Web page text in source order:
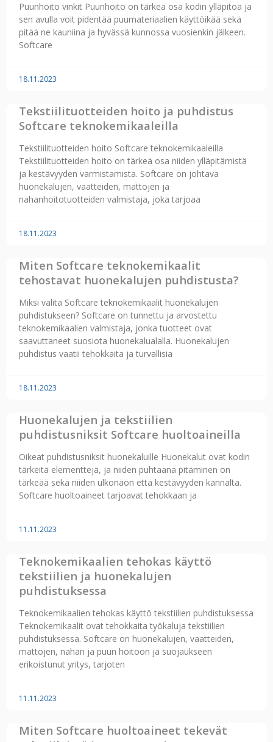
Puunhoito vinkit Puunhoito on tärkeä osa kodin ylläpitoa ja
sen avulla voit pidentää puumateriaalien käyttöikää sekä
pitää ne kauniina ja hyvässä kunnossa vuosienkin jälkeen.
Softcare
18.11.2023
Tekstiilituotteiden hoito ja puhdistus
Softcare teknokemikaaleilla
Tekstiilituotteiden hoito Softcare teknokemikaaleilla
Tekstiilituotteiden hoito on tärkeä osa niiden ylläpitämistä
ja kestävyyden varmistamista. Softcare on johtava
huonekalujen, vaatteiden, mattojen ja
nahanhoitotuotteiden valmistaja, joka tarjoaa
18.11.2023
Miten Softcare teknokemikaalit
tehostavat huonekalujen puhdistusta?
Miksi valita Softcare teknokemikaalit huonekalujen
puhdistukseen? Softcare on tunnettu ja arvostettu
teknokemikaalien valmistaja, jonka tuotteet ovat
saavuttaneet suosiota huonekalualalla. Huonekalujen
puhdistus vaatii tehokkaita ja turvallisia
18.11.2023
Huonekalujen ja tekstiilien
puhdistusniksit Softcare huoltoaineilla
Oikeat puhdistusniksit huonekaluille Huonekalut ovat kodin
tärkeitä elementtejä, ja niiden puhtaana pitäminen on
tärkeää sekä niiden ulkonäön että kestävyyden kannalta.
Softcare huoltoaineet tarjoavat tehokkaan ja
11.11.2023
Teknokemikaalien tehokas käyttö
tekstiilien ja huonekalujen
puhdistuksessa
Teknokemikaalien tehokas käyttö tekstiilien puhdistuksessa
Teknokemikaalit ovat tehokkaita työkaluja tekstiilien
puhdistuksessa. Softcare on huonekalujen, vaatteiden,
mattojen, nahan ja puun hoitoon ja suojaukseen
erikoistunut yritys, tarjoten
11.11.2023
Miten Softcare huoltoaineet tekevät